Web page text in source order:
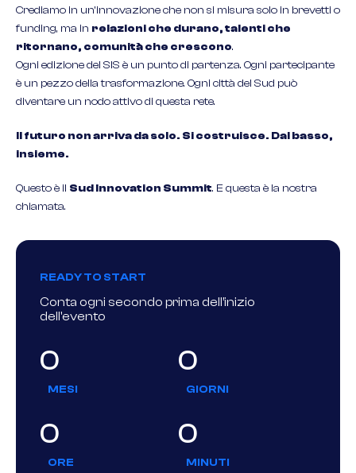
Crediamo in un’innovazione che non si misura solo in brevetti o
funding, ma in relazioni che durano, talenti che
ritornano, comunità che crescono.
Ogni edizione del SIS è un punto di partenza. Ogni partecipante
è un pezzo della trasformazione. Ogni città del Sud può
diventare un nodo attivo di questa rete.
Il futuro non arriva da solo. Si costruisce. Dal basso,
insieme.
Questo è il Sud Innovation Summit. E questa è la nostra
chiamata.
READY TO START
Conta ogni secondo prima dell’inizio
dell'evento
0
MESI
0
GIORNI
0
ORE
0
MINUTI